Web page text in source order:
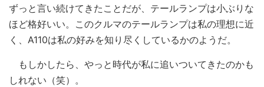
ずっと言い続けてきたことだが、テールランプは小ぶりな
ほど格好いい。このクルマのテールランプは私の理想に近
く、A110は私の好みを知り尽くしているかのようだ。
もしかしたら、やっと時代が私に追いついてきたのかも
しれない（笑）。